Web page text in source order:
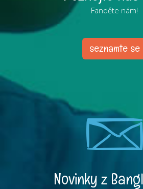
Fanděte nám!
seznamte se
Novinky z